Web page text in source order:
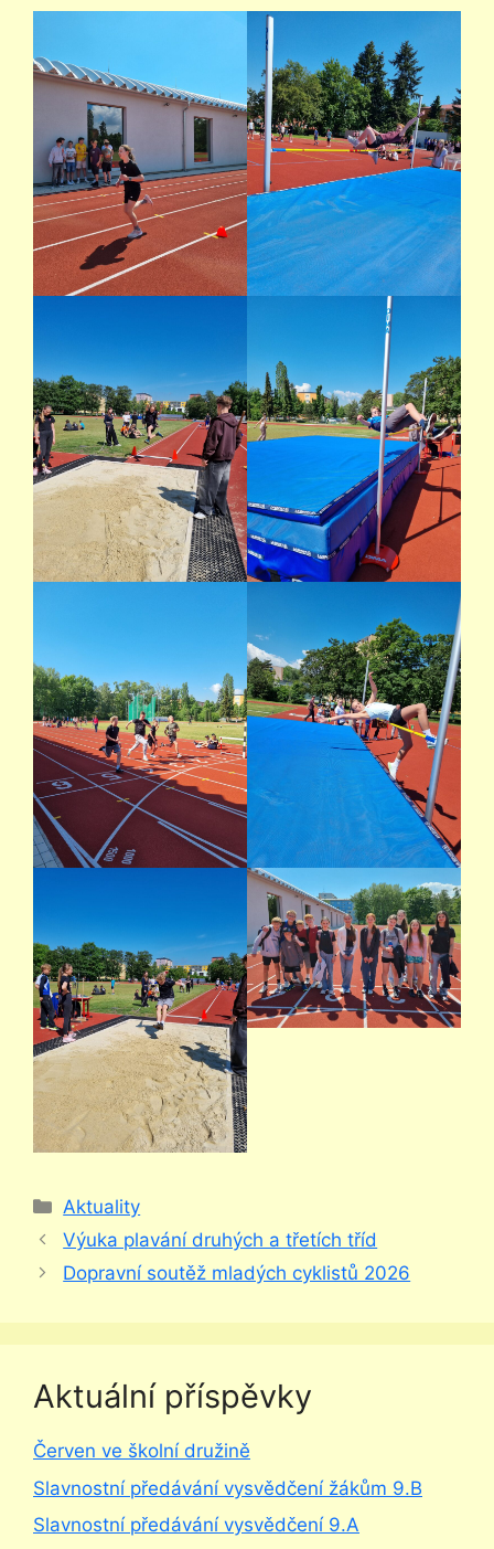
Rubriky
Aktuality
Výuka plavání druhých a třetích tříd
Dopravní soutěž mladých cyklistů 2026
Aktuální příspěvky
Červen ve školní družině
Slavnostní předávání vysvědčení žákům 9.B
Slavnostní předávání vysvědčení 9.A